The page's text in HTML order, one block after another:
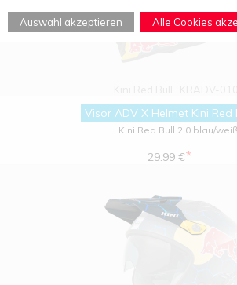
Auswahl akzeptieren Alle Cookies
Visor ADV X Helmet Kini Red
Kini Red Bull 2.0 blau/weiß
29.99 €*